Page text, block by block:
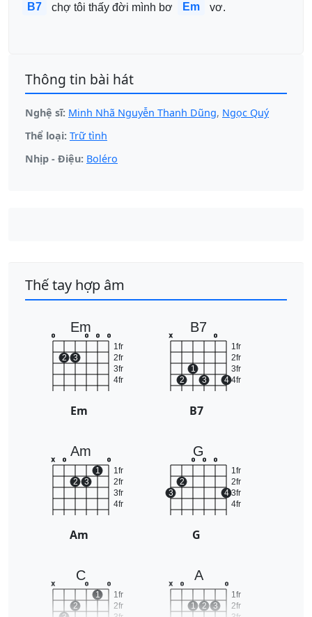
B7
chợ tôi thấy đời mình bơ Em vơ.
Thông tin bài hát
Nghệ sĩ: Minh Nhã Nguyễn Thanh Dũng, Ngọc Quý
Thể loại: Trữ tình
Nhịp - Điệu: Boléro
Thế tay hợp âm
Em
1fr
2fr
3fr
4fr
o
2 3
o o o
Em
B7
1fr
2fr
3fr
4fr
x
2
1
3
o
4
B7
Am
1fr
2fr
3fr
4fr
x o
2 3
1
o
Am
G
1fr
2fr
3fr
4fr
3
2
o o o
4
G
C
1fr
2fr
x
2
o
1
o
A
1fr
2fr
x o
1 2 3
o